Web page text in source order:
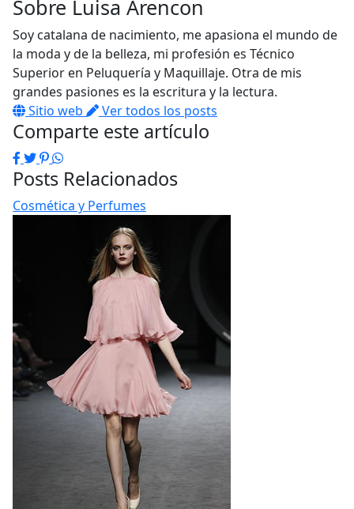
Sobre Luisa Arencon
Soy catalana de nacimiento, me apasiona el mundo de
la moda y de la belleza, mi profesión es Técnico
Superior en Peluquería y Maquillaje. Otra de mis
grandes pasiones es la escritura y la lectura.
Sitio web
Ver todos los posts
Comparte este artículo
Facebook
Twitter
Pinterest
WhatsApp
Posts Relacionados
Cosmética y Perfumes